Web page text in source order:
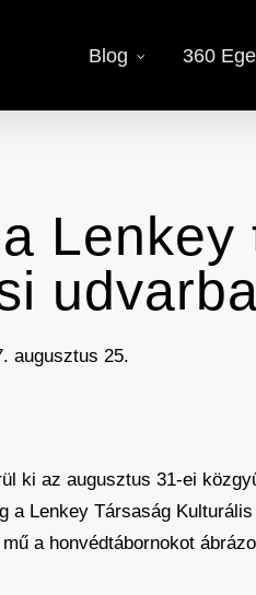
Blog 360
Lenkey
augusztus 25.
ki az augusztus 31-ei
Lenkey Társaság
a honvédtábornokot